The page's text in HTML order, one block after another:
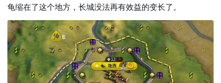
龟缩在了这个地方，长城没法再有效益的变长了。